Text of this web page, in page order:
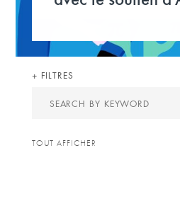
FILTRES
Search
keyword
TOUT AFFICHER